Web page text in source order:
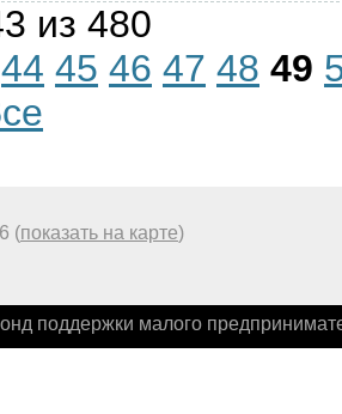
из 480
44 45 46 47 48 49
(показать на карте)
поддержки малого